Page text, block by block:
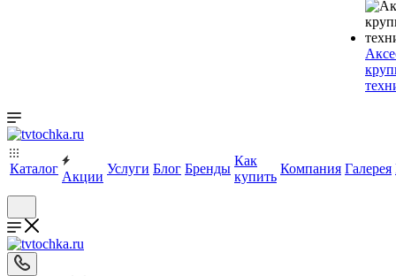
Каталог
Акции
Услуги Блог Бренды
Как
купить
Компания Галерея